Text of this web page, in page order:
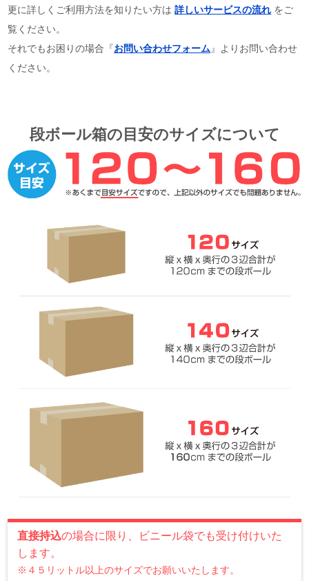
更に詳しくご利用方法を知りたい方は詳しいサービスの流れ をご
覧ください。
それでもお困りの場合『お問い合わせフォーム 』よりお問い合わせ
ください。
段ボール箱の目安のサイズについて
直接持込の場合に限り、ビニール袋でも受け付けいた
します。
※４５リットル以上のサイズでお願いいたします。